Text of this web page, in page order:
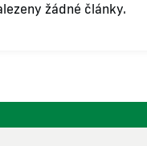
žádné články.